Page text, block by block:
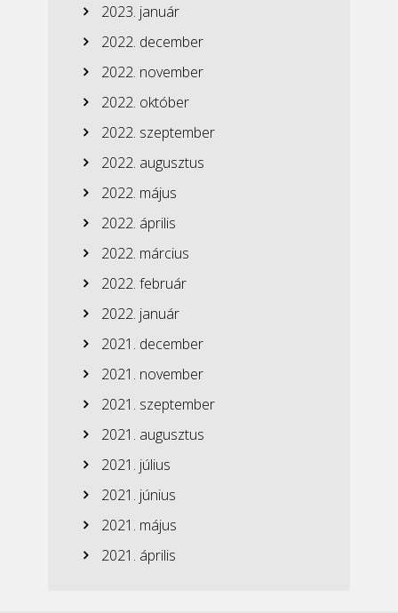
2023. január
2022. december
2022. november
2022. október
2022. szeptember
2022. augusztus
2022. május
2022. április
2022. március
2022. február
2022. január
2021. december
2021. november
2021. szeptember
2021. augusztus
2021. július
2021. június
2021. május
2021. április